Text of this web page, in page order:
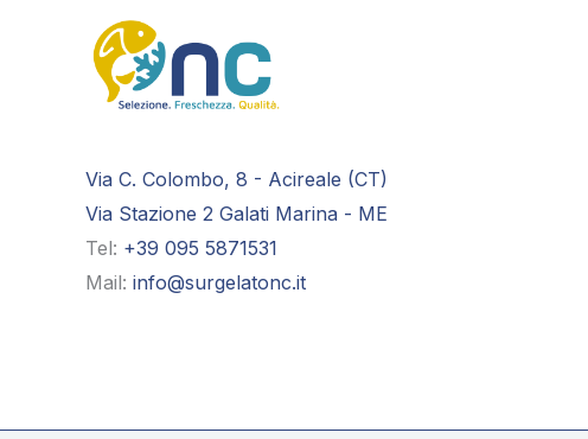
Via C. Colombo, 8 - Acireale (CT)
Via Stazione 2 Galati Marina - ME
Tel: +39 095 5871531
Mail: info@surgelatonc.it